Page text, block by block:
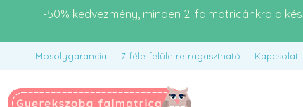
-50% kedvezmény, minden 2. falmatricánkra a
Mosolygarancia 7 féle felületre ragasztható Kapcsolat